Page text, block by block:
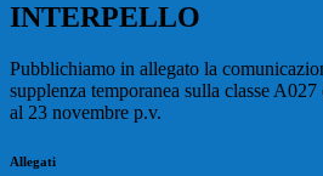
INTERPELLO
Pubblichiamo in allegato la
supplenza temporanea sulla classe
al 23 novembre p.v.
Allegati